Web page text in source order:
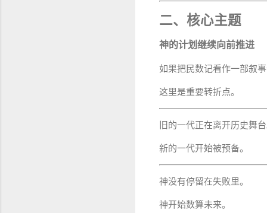
二、核心主题
神的计划继续向前推进
如果把民数记看作一部叙事
这里是重要转折点。
旧的一代正在离开历史舞台
新的一代开始被预备。
神没有停留在失败里。
神开始数算未来。